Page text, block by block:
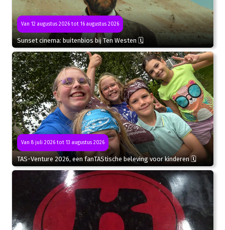
Van 12 augustus 2026 tot 16 augustus 2026
Sunset cinema: buitenbios bij Ten Westen 🗓
Van 8 juli 2026 tot 13 augustus 2026
TAS-Venture 2026, een fanTAStische beleving voor kinderen 🗓